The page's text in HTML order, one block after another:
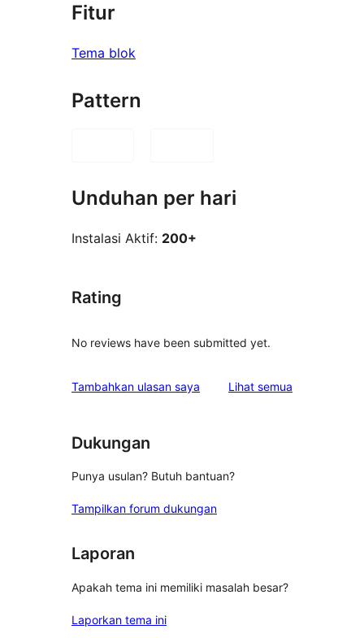
Fitur
Tema blok
Pattern
Unduhan per hari
Instalasi Aktif: 200+
Rating
No reviews have been submitted yet.
Tambahkan ulasan saya Lihat semua
Dukungan
Punya usulan? Butuh bantuan?
Tampilkan forum dukungan
Laporan
Apakah tema ini memiliki masalah besar?
Laporkan tema ini